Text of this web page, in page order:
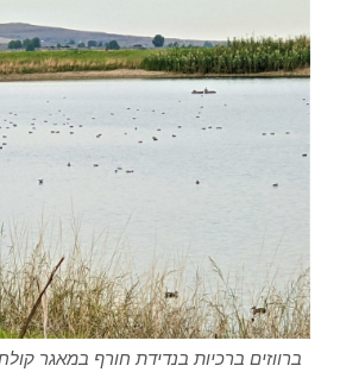
ברווזים ברכיות בנדידת חורף במאגר